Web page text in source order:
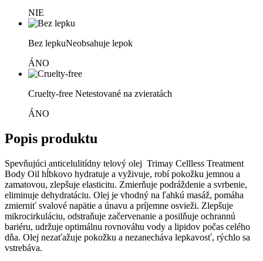
NIE
Bez lepkuNeobsahuje lepok
ÁNO
Cruelty-free Netestované na zvieratách
ÁNO
Popis produktu
Spevňujúci anticelulitídny telový olej Trimay Cellless Treatment
Body Oil hĺbkovo hydratuje a vyživuje, robí pokožku jemnou a
zamatovou, zlepšuje elasticitu. Zmierňuje podráždenie a svrbenie,
eliminuje dehydratáciu. Olej je vhodný na ľahkú masáž, pomáha
zmierniť svalové napätie a únavu a príjemne osvieži. Zlepšuje
mikrocirkuláciu, odstraňuje začervenanie a posilňuje ochrannú
bariéru, udržuje optimálnu rovnováhu vody a lipidov počas celého
dňa. Olej nezaťažuje pokožku a nezanecháva lepkavosť, rýchlo sa
vstrebáva.